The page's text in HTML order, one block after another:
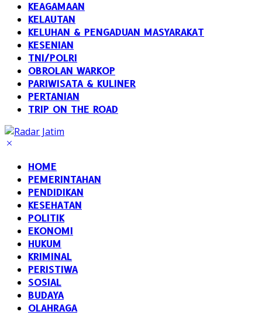
KEAGAMAAN
KELAUTAN
KELUHAN & PENGADUAN MASYARAKAT
KESENIAN
TNI/POLRI
OBROLAN WARKOP
PARIWISATA & KULINER
PERTANIAN
TRIP ON THE ROAD
HOME
PEMERINTAHAN
PENDIDIKAN
KESEHATAN
POLITIK
EKONOMI
HUKUM
KRIMINAL
PERISTIWA
SOSIAL
BUDAYA
OLAHRAGA